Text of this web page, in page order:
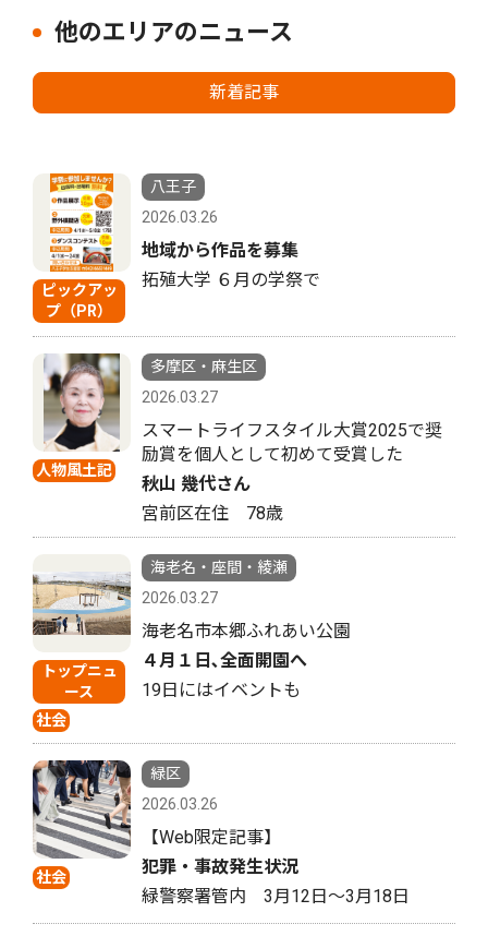
他のエリアのニュース
新着記事
ピックアッ
プ（PR）
八王子
2026.03.26
地域から作品を募集
拓殖大学 ６月の学祭で
人物風土記
多摩区・麻生区
2026.03.27
スマートライフスタイル大賞2025で奨
励賞を個人として初めて受賞した
秋山 幾代さん
宮前区在住 78歳
トップニュ
ース
社会
海老名・座間・綾瀬
2026.03.27
海老名市本郷ふれあい公園
４月１日､全面開園へ
19日にはイベントも
社会
緑区
2026.03.26
【Web限定記事】
犯罪・事故発生状況
緑警察署管内 3月12日〜3月18日